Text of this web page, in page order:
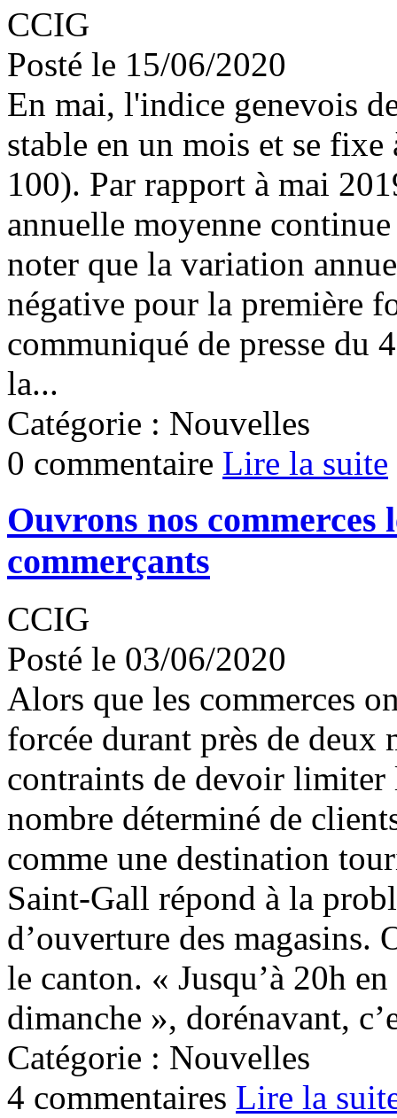
CCIG
Posté le 15/06/2020
En mai, l'indice genevois
stable en un mois et se
100). Par rapport à mai
annuelle moyenne
noter que la variation
négative pour la première
communiqué de presse du
la...
Catégorie : Nouvelles
0 commentaire Lire la suite
Ouvrons nos
commerçants
CCIG
Posté le 03/06/2020
Alors que les commerces
forcée durant près de deux
contraints de devoir limiter
nombre déterminé de
comme une destination
Saint-Gall répond à la
d’ouverture des
le canton. « Jusqu’à 20h
dimanche », dorénavant,
Catégorie : Nouvelles
4 commentaires Lire la